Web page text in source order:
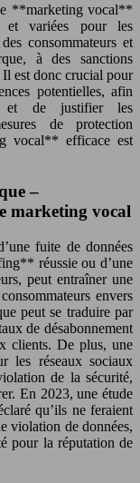
**marketing vocal**
et variées pour les
consommateurs et
à des sanctions
est donc crucial pour
potentielles, afin
et de justifier les
de protection
vocal** efficace est
–
marketing vocal
fuite de données
réussie ou d’une
peut entraîner une
envers
peut se traduire par
de désabonnement
clients. De plus, une
les réseaux sociaux
de la sécurité,
En 2023, une étude
qu’ils ne feraient
violation de données,
pour la réputation de